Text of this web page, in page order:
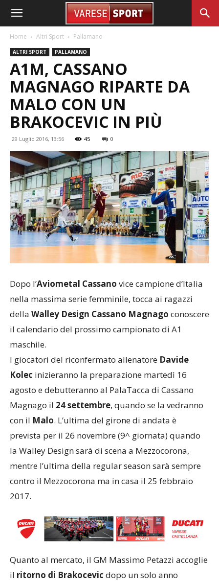
Home Altri Sport Pallamano
ALTRI SPORT PALLAMANO
A1M, CASSANO
MAGNAGO RIPARTE DA
MALO CON UN
BRAKOCEVIC IN PIÙ
29 Luglio 2016, 13:56 45 0
Dopo l’Aviometal Cassano vice campione d’Italia
nella massima serie femminile, tocca ai ragazzi
della Walley Design Cassano Magnago conoscere
il calendario del prossimo campionato di A1
maschile.
I giocatori del riconfermato allenatore Davide
Kolec inizieranno la preparazione martedì 16
agosto e debutteranno al PalaTacca di Cassano
Magnago il 24 settembre, quando se la vedranno
con il Malo. L’ultima del girone di andata è
prevista per il 26 novembre (9^ giornata) quando
la Walley Design sarà di scena a Mezzocorona,
mentre l’ultima della regular season sarà sempre
contro il Mezzocorona ma in casa il 25 febbraio
2017.
Quanto al mercato, il GM Massimo Petazzi accoglie
il ritorno di Brakocevic dopo un solo anno